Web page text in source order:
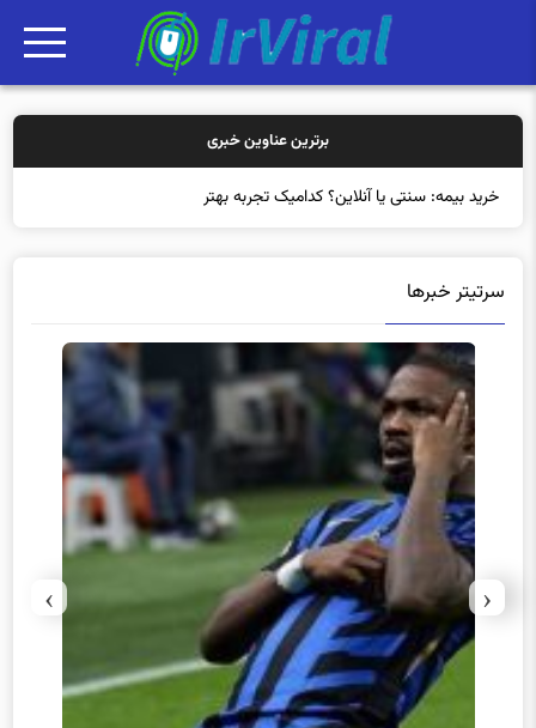
برترین عناوین خبری
خرید بیمه: سنتی یا آنلاین؟ کدامیک تجربه بهتری برای مش
سرتیتر خبرها
‹
›